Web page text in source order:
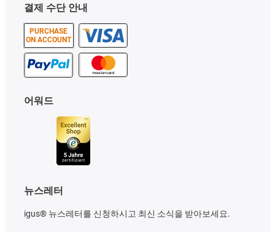
결제 수단 안내
PURCHASE
ON ACCOUNT
어워드
뉴스레터
igus® 뉴스레터를 신청하시고 최신 소식을 받아보세요.